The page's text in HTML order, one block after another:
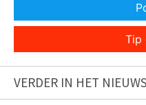
Tip
VERDER IN HET